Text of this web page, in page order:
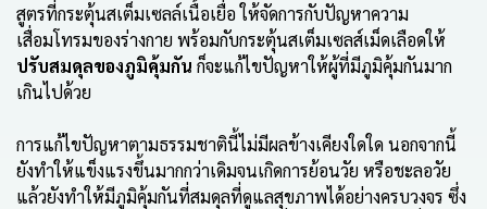
สูตรที่กระตุ้นสเต็มเซลล์เนื้อเยื่อ ให้จัดการกับปัญหาความ
เสื่อมโทรมของร่างกาย พร้อมกับกระตุ้นสเต็มเซลส์เม็ดเลือดให้
ปรับสมดุลของภูมิคุ้มกัน ก็จะแก้ไขปัญหาให้ผู้ที่มีภูมิคุ้มกันมาก
เกินไปด้วย
การแก้ไขปัญหาตามธรรมชาตินี้ไม่มีผลข้างเคียงใดใด นอกจากนี้
ยังทำให้แข็งแรงขึ้นมากกว่าเดิมจนเกิดการย้อนวัย หรือชะลอวัย
แล้วยังทำให้มีภูมิคุ้มกันที่สมดุลที่ดูแลสุขภาพได้อย่างครบวงจร ซึ่ง